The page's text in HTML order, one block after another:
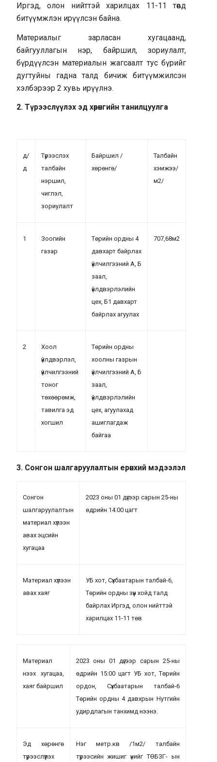
Иргэд, олон нийттэй харилцах 11-11 төвд
битүүмжлэн ирүүлсэн байна.
Материалыг зарласан хугацаанд,
байгууллагын нэр, байршил, зориулалт,
бүрдүүлсэн материалын жагсаалт тус бүрийг
дугтуйны гадна талд бичиж битүүмжилсэн
хэлбэрээр 2 хувь ирүүлнэ.
2. Түрээслүүлэх эд хөрөнгийн танилцуулга
д/
д
Түрээслэх
талбайн
нэршил,
чиглэл,
зориулалт
Байршил /
хөрөнгө/
Талбайн
хэмжээ/
м2/
1
Зоогийн
газар
Төрийн ордны 4
давхарт байрлах
үйлчилгээний А, Б
заал,
үйлдвэрлэлийн
цех, Б1 давхарт
байрлах агуулах
707,68м2
2
Хоол
үйлдвэрлэл,
үйлчилгээний
тоног
төхөөрөмж,
тавилга эд
хогшил
Төрийн ордны
хоолны газрын
үйлчилгээний А, Б
заал,
үйлдвэрлэлийн
цех, агуулахад
ашиглагдаж
байгаа
3. Сонгон шалгаруулалтын ерөнхий мэдээлэл
Сонгон
шалгаруулалтын
материал хүлээн
авах эцсийн
хугацаа
2023 оны 01 дүгээр сарын 25-ны
өдрийн 14:00 цагт
Материал хүлээн
авах хаяг
УБ хот, Сүхбаатарын талбай-6,
Төрийн ордны зүүн хойд талд
байрлах Иргэд, олон нийттэй
харилцах 11-11 төв
Материал
нээх хугацаа,
хаяг байршил
2023 оны 01 дүгээр сарын 25-ны
өдрийн 15:00 цагт УБ хот, Төрийн
ордон, Сүхбаатарын талбай-6
Төрийн ордны 4 давхрын Нутгийн
удирдлагын танхимд нээнэ.
Эд хөрөнгө
түрээслүүлэх
Нэг метр.кв /1м2/ талбайн
түрээсийн жишиг үнийг ТӨБЗГ- ын